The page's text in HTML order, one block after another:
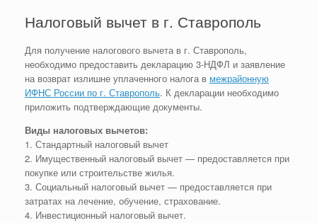
Налоговый вычет в г. Ставрополь
Для получение налогового вычета в г. Ставрополь,
необходимо предоставить декларацию 3-НДФЛ и заявление
на возврат излишне уплаченного налога в межрайонную
ИФНС России по г. Ставрополь. К декларации необходимо
приложить подтверждающие документы.
Виды налоговых вычетов:
1. Стандартный налоговый вычет
2. Имущественный налоговый вычет — предоставляется при
покупке или строительстве жилья.
3. Социальный налоговый вычет — предоставляется при
затратах на лечение, обучение, страхование.
4. Инвестиционный налоговый вычет.